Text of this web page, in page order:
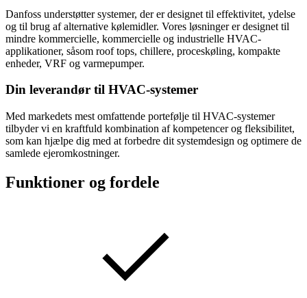
Danfoss understøtter systemer, der er designet til effektivitet, ydelse
og til brug af alternative kølemidler. Vores løsninger er designet til
mindre kommercielle, kommercielle og industrielle HVAC-
applikationer, såsom roof tops, chillere, proceskøling, kompakte
enheder, VRF og varmepumper.
Din leverandør til HVAC-systemer
Med markedets mest omfattende portefølje til HVAC-systemer
tilbyder vi en kraftfuld kombination af kompetencer og fleksibilitet,
som kan hjælpe dig med at forbedre dit systemdesign og optimere de
samlede ejeromkostninger.
Funktioner og fordele